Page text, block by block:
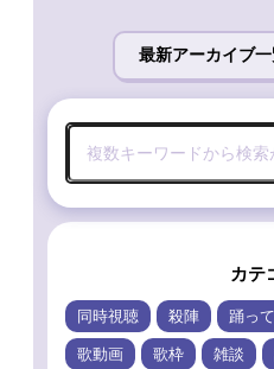
最新アーカイブ
カテ
同時視聴 殺陣 踊っ
歌動画 歌枠 雑談